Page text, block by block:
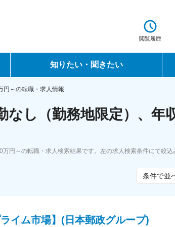
閲覧履歴
知りたい・聞きたい
転職ノウハウ
データで見る転職
円～の転職・求人情報
なし（勤務地限定）、年
円～の転職・求人検索結果です。左の求人検索条件にて絞込
条件で並
イム市場】(日本郵政グループ)